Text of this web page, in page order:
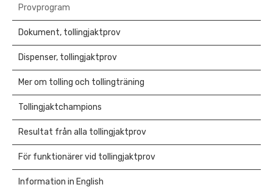
Provprogram
Dokument, tollingjaktprov
Dispenser, tollingjaktprov
Mer om tolling och tollingträning
Tollingjaktchampions
Resultat från alla tollingjaktprov
För funktionärer vid tollingjaktprov
Information in English